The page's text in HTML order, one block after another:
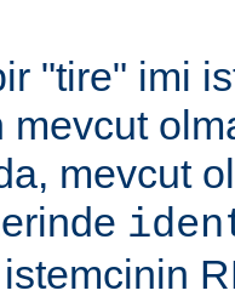
"tire" imi
mevcut
mevcut